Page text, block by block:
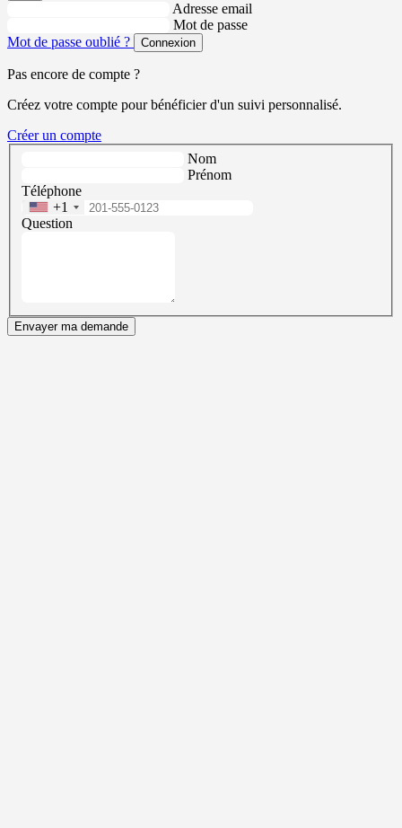
Adresse email
Mot de passe
Mot de passe oublié ?
Connexion
Pas encore de compte ?
Créez votre compte pour bénéficier d'un suivi personnalisé.
Créer un compte
Nom
Prénom
Téléphone
+1
Question
Envayer ma demande